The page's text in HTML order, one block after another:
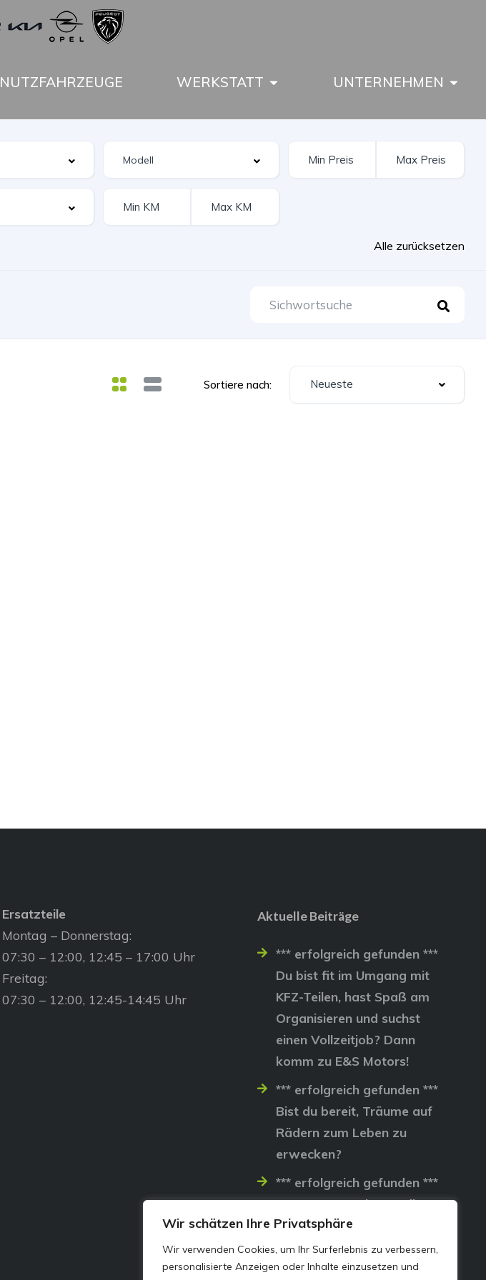
Wir schätzen Ihre Privatsphäre
Wir verwenden Cookies, um Ihr Surferlebnis zu verbessern,
personalisierte Anzeigen oder Inhalte einzusetzen und
NUTZFAHRZEUGE WERKSTATT UNTERNEHMEN
Alle zurücksetzen
Sortiere nach: Neueste
Ersatzteile
Montag – Donnerstag:
07:30 – 12:00, 12:45 – 17:00 Uhr
Freitag:
07:30 – 12:00, 12:45-14:45 Uhr
Aktuelle Beiträge
*** erfolgreich gefunden ***
Du bist fit im Umgang mit
KFZ-Teilen, hast Spaß am
Organisieren und suchst
einen Vollzeitjob? Dann
komm zu E&S Motors!
*** erfolgreich gefunden ***
Bist du bereit, Träume auf
Rädern zum Leben zu
erwecken?
*** erfolgreich gefunden ***
Lass uns gemeinsam die
Straßen erobern…